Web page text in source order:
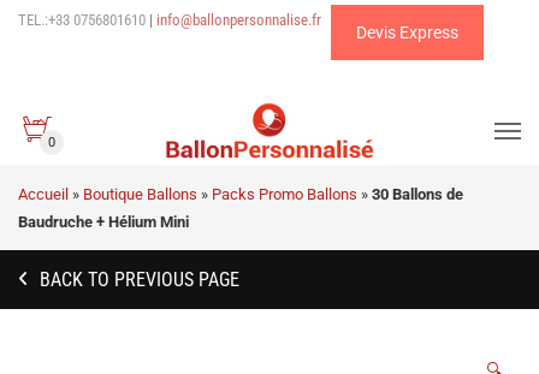
TEL.:+33 0756801610 | info@ballonpersonnalise.fr
Devis Express
0
Accueil » Boutique Ballons » Packs Promo Ballons » 30 Ballons de
Baudruche + Hélium Mini
BACK TO PREVIOUS PAGE